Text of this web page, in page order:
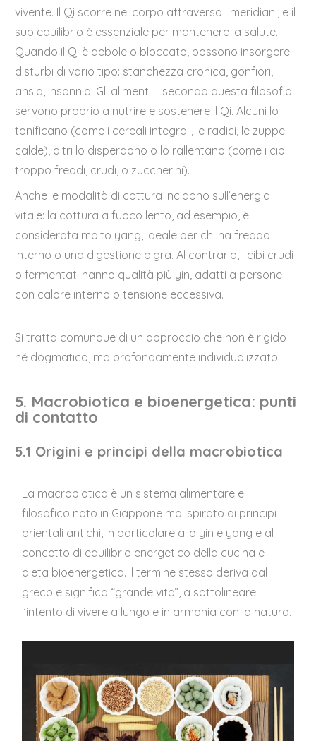
vivente. Il Qi scorre nel corpo attraverso i meridiani, e il
suo equilibrio è essenziale per mantenere la salute.
Quando il Qi è debole o bloccato, possono insorgere
disturbi di vario tipo: stanchezza cronica, gonfiori,
ansia, insonnia. Gli alimenti – secondo questa filosofia –
servono proprio a nutrire e sostenere il Qi. Alcuni lo
tonificano (come i cereali integrali, le radici, le zuppe
calde), altri lo disperdono o lo rallentano (come i cibi
troppo freddi, crudi, o zuccherini).
Anche le modalità di cottura incidono sull’energia
vitale: la cottura a fuoco lento, ad esempio, è
considerata molto yang, ideale per chi ha freddo
interno o una digestione pigra. Al contrario, i cibi crudi
o fermentati hanno qualità più yin, adatti a persone
con calore interno o tensione eccessiva.
Si tratta comunque di un approccio che non è rigido
né dogmatico, ma profondamente individualizzato.
5. Macrobiotica e bioenergetica: punti
di contatto
5.1 Origini e principi della macrobiotica
La macrobiotica è un sistema alimentare e
filosofico nato in Giappone ma ispirato ai principi
orientali antichi, in particolare allo yin e yang e al
concetto di equilibrio energetico della cucina e
dieta bioenergetica. Il termine stesso deriva dal
greco e significa “grande vita”, a sottolineare
l’intento di vivere a lungo e in armonia con la natura.